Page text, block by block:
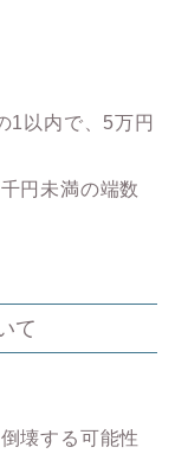
1以内で、5万円
円未満の端数
て
壊する可能性